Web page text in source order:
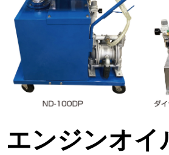
エンジンオイ